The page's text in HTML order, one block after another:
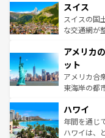
を参照して
は、お酒好きな
ドイツ情報
リアごとに
ティー、ビ
戦など、本
ンツ一覧を
スイス
スイスの国
な交通網が
の建物がそ
博物館もあ
ことができ
者向けの交
着のスイス
アメリカ
ット
アメリカ合
東海岸の都
のような巨
ンメントが
西部には大
ハワイ
年間を通じ
ハワイは、